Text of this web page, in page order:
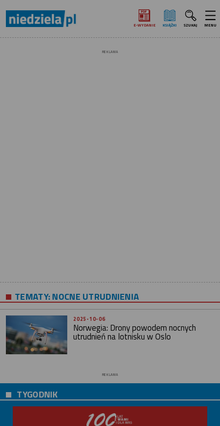
E‑WYDANIE KSIĄŻKI SZUKAJ MENU
REKLAMA
TEMATY:NOCNE UTRUDNIENIA
2025-10-06
Norwegia: Drony powodem nocnych
utrudnień na lotnisku w Oslo
REKLAMA
TYGODNIK